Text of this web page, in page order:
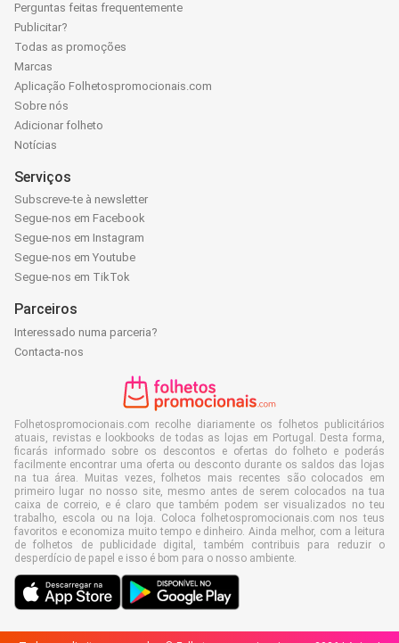
Perguntas feitas frequentemente
Publicitar?
Todas as promoções
Marcas
Aplicação Folhetospromocionais.com
Sobre nós
Adicionar folheto
Notícias
Serviços
Subscreve-te à newsletter
Segue-nos em Facebook
Segue-nos em Instagram
Segue-nos em Youtube
Segue-nos em TikTok
Parceiros
Interessado numa parceria?
Contacta-nos
Folhetospromocionais.com recolhe diariamente os folhetos publicitários
atuais, revistas e lookbooks de todas as lojas em Portugal. Desta forma,
ficarás informado sobre os descontos e ofertas do folheto e poderás
facilmente encontrar uma oferta ou desconto durante os saldos das lojas
na tua área. Muitas vezes, folhetos mais recentes são colocados em
primeiro lugar no nosso site, mesmo antes de serem colocados na tua
caixa de correio, e é claro que também podem ser visualizados no teu
trabalho, escola ou na loja. Coloca folhetospromocionais.com nos teus
favoritos e economiza muito tempo e dinheiro. Ainda melhor, com a leitura
de folhetos de publicidade digital, também contribuis para reduzir o
desperdício de papel e isso é bom para o nosso ambiente.